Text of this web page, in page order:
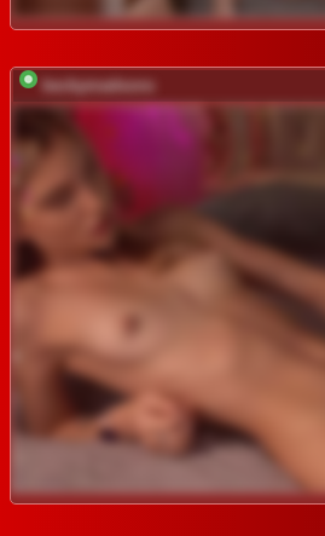
beckymadsons